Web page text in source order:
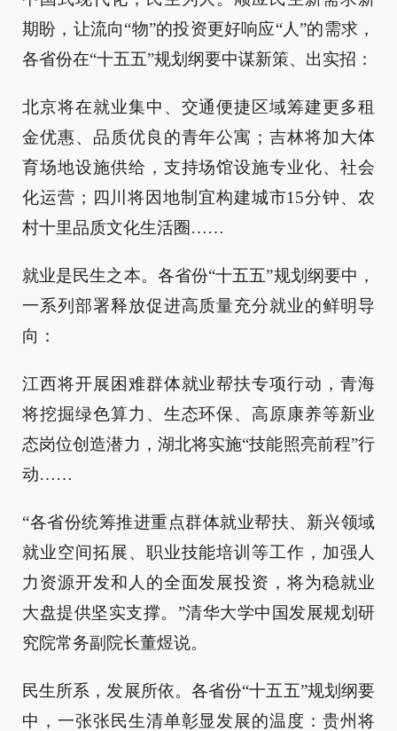
期盼，让流向“物”的投资更好响应“人”的需求，
各省份在“十五五”规划纲要中谋新策、出实招：
北京将在就业集中、交通便捷区域筹建更多租
金优惠、品质优良的青年公寓；吉林将加大体
育场地设施供给，支持场馆设施专业化、社会
化运营；四川将因地制宜构建城市15分钟、农
村十里品质文化生活圈……
就业是民生之本。各省份“十五五”规划纲要中，
一系列部署释放促进高质量充分就业的鲜明导
向：
江西将开展困难群体就业帮扶专项行动，青海
将挖掘绿色算力、生态环保、高原康养等新业
态岗位创造潜力，湖北将实施“技能照亮前程”行
动……
“各省份统筹推进重点群体就业帮扶、新兴领域
就业空间拓展、职业技能培训等工作，加强人
力资源开发和人的全面发展投资，将为稳就业
大盘提供坚实支撑。”清华大学中国发展规划研
究院常务副院长董煜说。
民生所系，发展所依。各省份“十五五”规划纲要
中，一张张民生清单彰显发展的温度：贵州将